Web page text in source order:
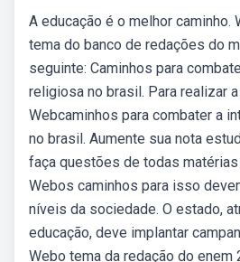
A educação é o melhor caminho.
tema do banco de redações do
seguinte: Caminhos para
religiosa no brasil. Para realizar
Webcaminhos para combater a
no brasil. Aumente sua nota
faça questões de todas
Webos caminhos para isso
níveis da sociedade. O estado,
educação, deve implantar
Webo tema da redação do enem